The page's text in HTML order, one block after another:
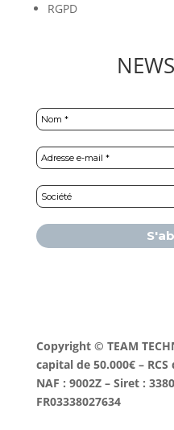
RGPD
plus
Copyright © TEAM
capital de 50.000€ –
NAF : 9002Z – Siret :
FR03338027634